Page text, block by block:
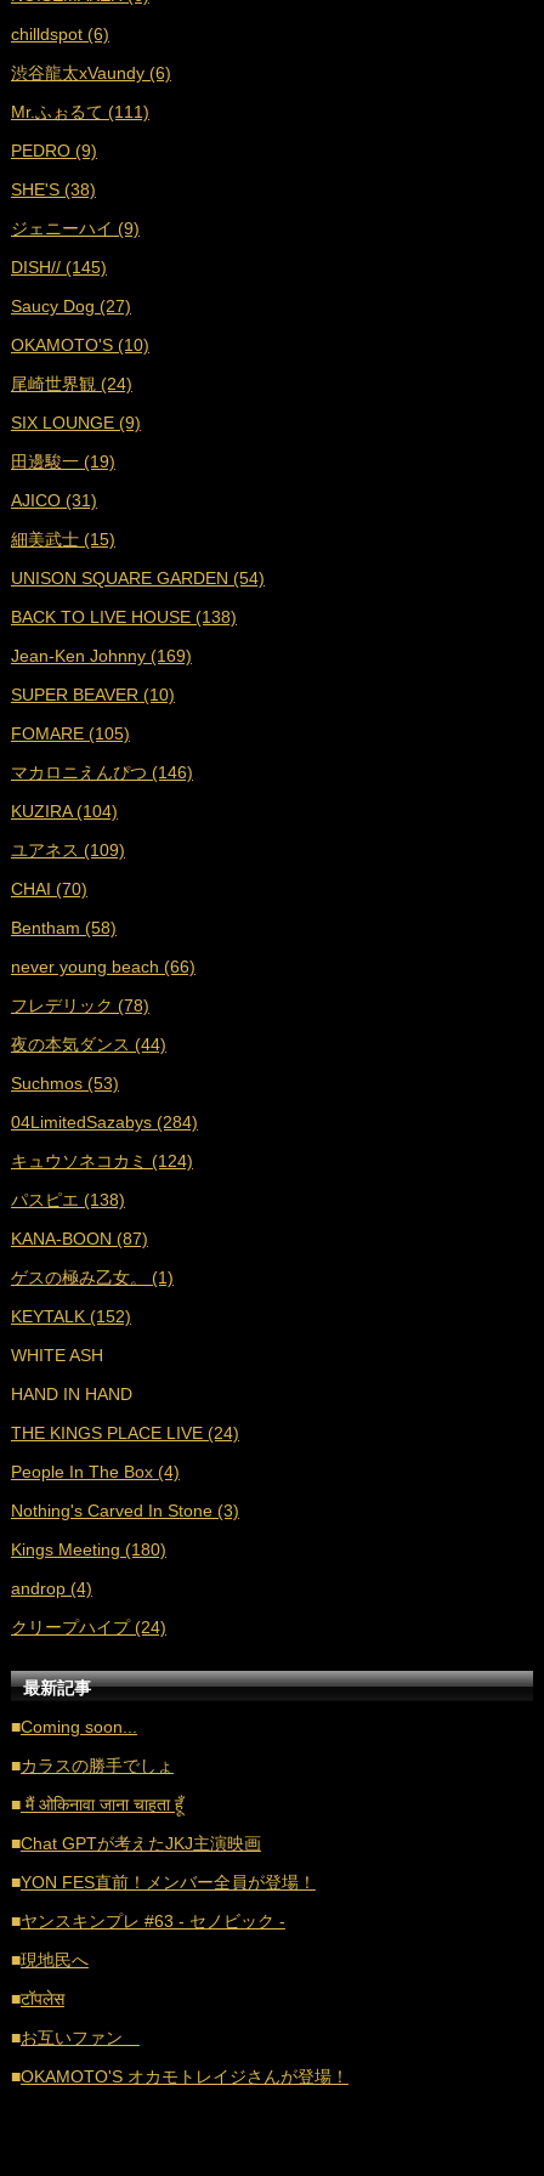
■2024年6月 (17)
■2024年5月 (18)
■2024年4月 (16)
■2024年3月 (17)
■2024年2月 (17)
■2024年1月 (18)
■2023年12月 (17)
■2023年11月 (19)
■2023年10月 (17)
■2023年9月 (17)
■2023年8月 (19)
■2023年7月 (16)
■2023年6月 (18)
■2023年5月 (19)
■2023年4月 (18)
■2023年3月 (19)
■2023年2月 (17)
■2023年1月 (17)
■2022年12月 (19)
■2022年11月 (19)
■2022年10月 (16)
■2022年9月 (18)
■2022年8月 (18)
■2022年7月 (18)
■2022年6月 (17)
■2022年5月 (17)
■2022年4月 (16)
■2022年3月 (18)
■2022年2月 (16)
■2022年1月 (17)
■2021年12月 (25)
■2021年11月 (23)
■2021年10月 (25)
■2021年9月 (29)
■2021年8月 (31)
■2021年7月 (38)
■2021年6月 (36)
■2021年5月 (27)
■2021年4月 (35)
■2021年3月 (33)
■2021年2月 (32)
■2021年1月 (38)
■2020年12月 (21)
chilldspot (6)
渋谷龍太xVaundy (6)
Mr.ふぉるて (111)
PEDRO (9)
SHE'S (38)
ジェニーハイ (9)
DISH// (145)
Saucy Dog (27)
OKAMOTO'S (10)
尾崎世界観 (24)
SIX LOUNGE (9)
田邊駿一 (19)
AJICO (31)
細美武士 (15)
UNISON SQUARE GARDEN (54)
BACK TO LIVE HOUSE (138)
Jean-Ken Johnny (169)
SUPER BEAVER (10)
FOMARE (105)
マカロニえんぴつ (146)
KUZIRA (104)
ユアネス (109)
CHAI (70)
Bentham (58)
never young beach (66)
フレデリック (78)
夜の本気ダンス (44)
Suchmos (53)
04LimitedSazabys (284)
キュウソネコカミ (124)
パスピエ (138)
KANA-BOON (87)
ゲスの極み乙女。 (1)
KEYTALK (152)
WHITE ASH
HAND IN HAND
THE KINGS PLACE LIVE (24)
People In The Box (4)
Nothing's Carved In Stone (3)
Kings Meeting (180)
androp (4)
クリープハイプ (24)
最新記事
■Coming soon...
■カラスの勝手でしょ
■मैं ओकिनावा जाना चाहता हूँ
■Chat GPTが考えたJKJ主演映画
■YON FES直前！メンバー全員が登場！
■ヤンスキンプレ #63 - セノビック -
■現地民へ
■टॉपलेस
■お互いファン
■OKAMOTO'S オカモトレイジさんが登場！